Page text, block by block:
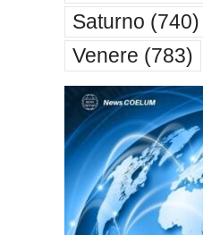
Saturno (740)
Venere (783)